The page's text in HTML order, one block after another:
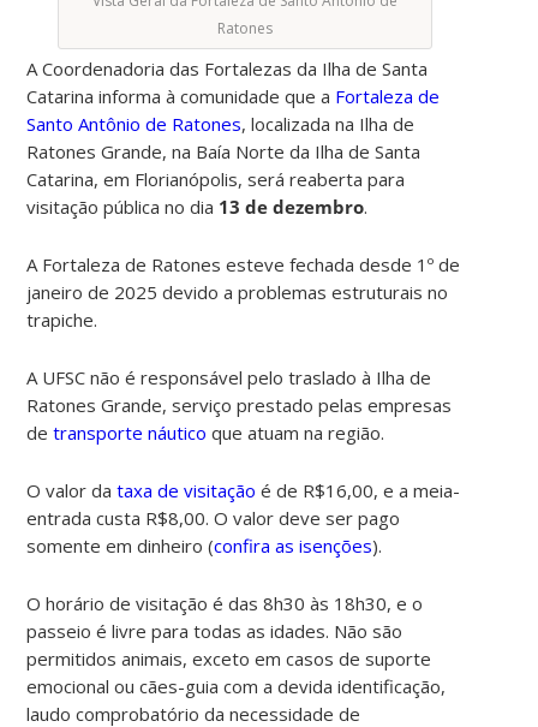
Ratones
A Coordenadoria das Fortalezas da Ilha de Santa
Catarina informa à comunidade que a Fortaleza de
Santo Antônio de Ratones, localizada na Ilha de
Ratones Grande, na Baía Norte da Ilha de Santa
Catarina, em Florianópolis, será reaberta para
visitação pública no dia 13 de dezembro.
A Fortaleza de Ratones esteve fechada desde 1º de
janeiro de 2025 devido a problemas estruturais no
trapiche.
A UFSC não é responsável pelo traslado à Ilha de
Ratones Grande, serviço prestado pelas empresas
detransporte náutico que atuam na região.
O valor da taxa de visitação é de R$16,00, e a meia-
entrada custa R$8,00. O valor deve ser pago
somente emdinheiro (confira as isenções).
Ohorário de visitação é das 8h30 às 18h30, e o
passeio é livre para todas as idades. Não são
permitidos animais, exceto em casos de suporte
emocional ou cães-guia com a devida identificação,
laudo comprobatório da necessidade de